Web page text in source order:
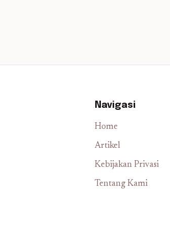
Navigasi
Home
Artikel
Kebijakan Privasi
Tentang Kami